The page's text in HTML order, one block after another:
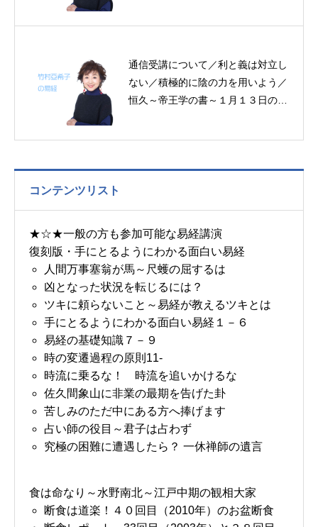
通信受講について／利と義は対立し
ない／積極的に陰の力を用いよう／
恒久～帝王学の書～１月１３日の易
コンテンツリスト
★☆★一般の方も参加可能な易経講演
復刻版・手にとるようにわかる面白い易経
人間万事塞翁が馬～尺蠖の屈するは
凶となった状況を転じるには？
ツキに頼らないこと～易経が教えるツキとは
手にとるようにわかる面白い易経１－６
易経の基礎知識７－９
時の変遷過程の原則11-
時流に乗るな！ 時流を追いかけるな
佐久間象山に非業の最期を告げた卦
苦しみのただ中にある方へ捧げます
占い師の役目～君子は占わず
究極の困難に遭遇したら？ 一休禅師の遺言
食は命なり～水野南北～江戸中期の観相大家
断食は道楽！４０回目（2010年）のお盆断食
お問い合わせ 講演会・セミナー情報